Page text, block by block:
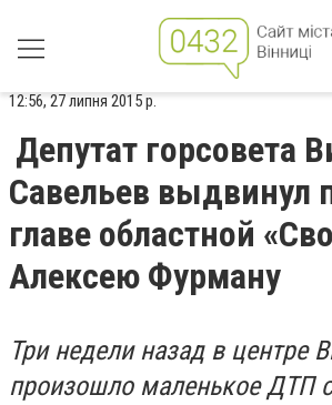
12:56, 27 липня 2015 р.
Депутат горсовета
Савельев выдвинул
главе областной
Алексею Фурману
Три недели назад в центре
произошло маленькое ДТП